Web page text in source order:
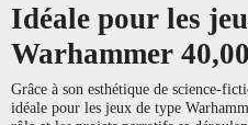
Idéale pour les
Warhammer
Grâce à son esthétique de science-
idéale pour les jeux de type